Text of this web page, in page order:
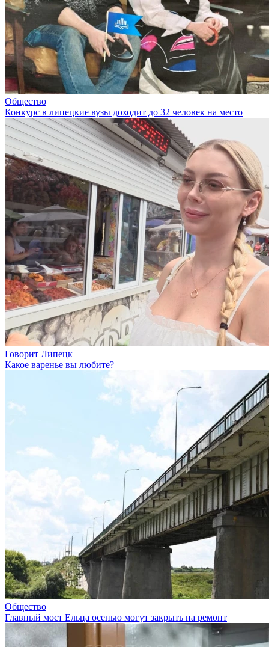
Общество
Конкурс в липецкие вузы доходит до 32 человек на место
Говорит Липецк
Какое варенье вы любите?
Общество
Главный мост Ельца осенью могут закрыть на ремонт